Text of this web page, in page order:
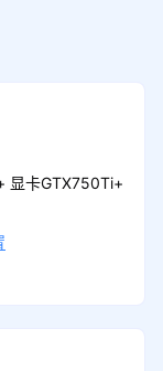
显卡GTX750Ti+